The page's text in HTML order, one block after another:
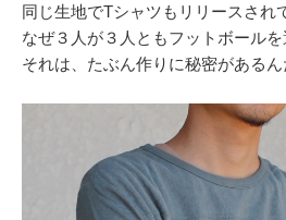
同じ生地でTシャツもリリースされ
なぜ３人が３人ともフットボールを
それは、たぶん作りに秘密があるん